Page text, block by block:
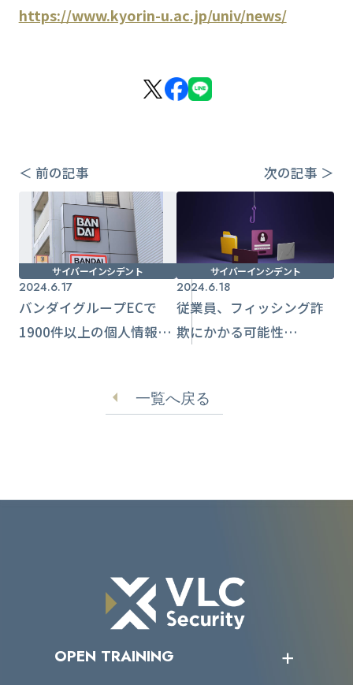
https://www.kyorin-u.ac.jp/univ/news/
＜ 前の記事 次の記事 ＞
サイバーインシデント
2024.6.17
バンダイグループECで
1900件以上の個人情報流
サイバーインシデント
2024.6.18
従業員、フィッシング詐
欺にかかる可能性
一覧へ戻る
OPEN TRAINING